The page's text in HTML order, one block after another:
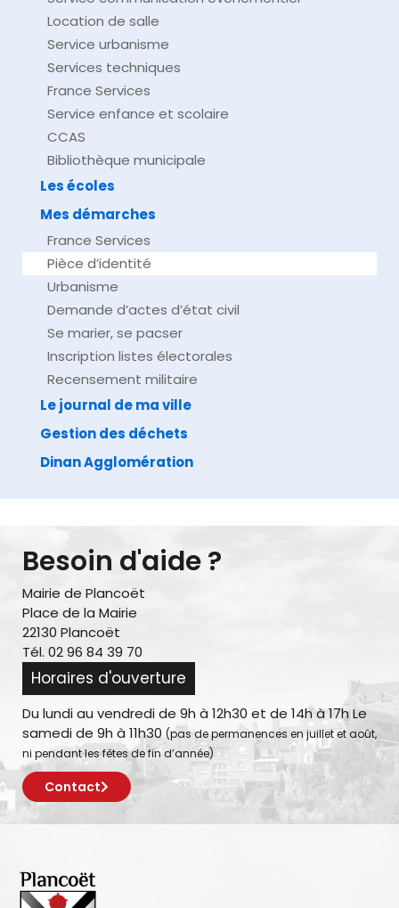
Location de salle
Service urbanisme
Services techniques
France Services
Service enfance et scolaire
CCAS
Bibliothèque municipale
Les écoles
Mes démarches
France Services
Pièce d’identité
Urbanisme
Demande d’actes d’état civil
Se marier, se pacser
Inscription listes électorales
Recensement militaire
Le journal de ma ville
Gestion des déchets
Dinan Agglomération
Besoin d'aide ?
Mairie de Plancoët
Place de la Mairie
22130 Plancoët
Tél. 02 96 84 39 70
Horaires d'ouverture
Du lundi au vendredi de 9h à 12h30 et de 14h à 17h Le
samedi de 9h à 11h30 (pas de permanences en juillet et août,
ni pendant les fêtes de fin d’année)
Contact